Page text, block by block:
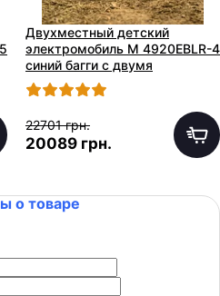
Двухместный детский
электромобиль M 4920EBLR-4
синий багги с двумя
моторами по 240W
22701 грн.
20089 грн.
о товаре